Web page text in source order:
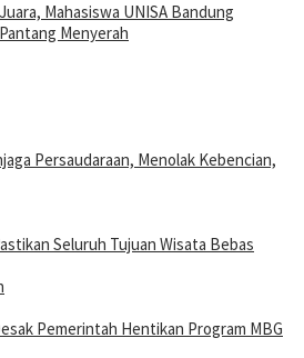
Mahasiswa UNISA Bandung
Menyerah
Persaudaraan, Menolak Kebencian,
Seluruh Tujuan Wisata Bebas
Pemerintah Hentikan Program MBG